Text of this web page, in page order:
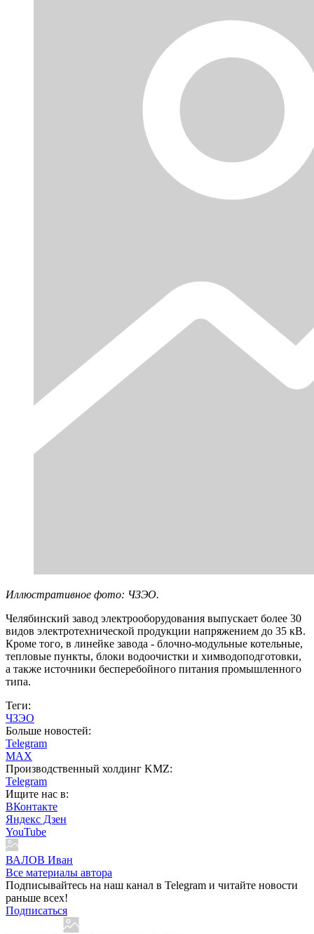
Иллюстративное фото: ЧЗЭО.
Челябинский завод электрооборудования выпускает более 30
видов электротехнической продукции напряжением до 35 кВ.
Кроме того, в линейке завода - блочно-модульные котельные,
тепловые пункты, блоки водоочистки и химводоподготовки,
а также источники бесперебойного питания промышленного
типа.
Теги:
ЧЗЭО
Больше новостей:
Telegram
MAX
Производственный холдинг KMZ:
Telegram
Ищите нас в:
ВКонтакте
Яндекс Дзен
YouTube
ВАЛОВ Иван
Все материалы автора
Подписывайтесь на наш канал в Telegram и читайте новости
раньше всех!
Подписаться